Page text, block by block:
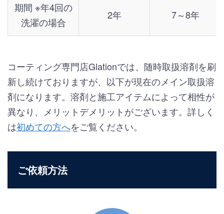
期間 ※年4回の
洗濯の場合
2年 7～8年
コーティング専門店Glationでは、随時取扱溶剤を刷
新し続けておりますが、以下が現在のメイン取扱溶
剤になります。溶剤と施工アイテムによって相性が
異なり、メリットデメリットがございます。詳しく
は初めての方へをご覧ください。
ご依頼方法